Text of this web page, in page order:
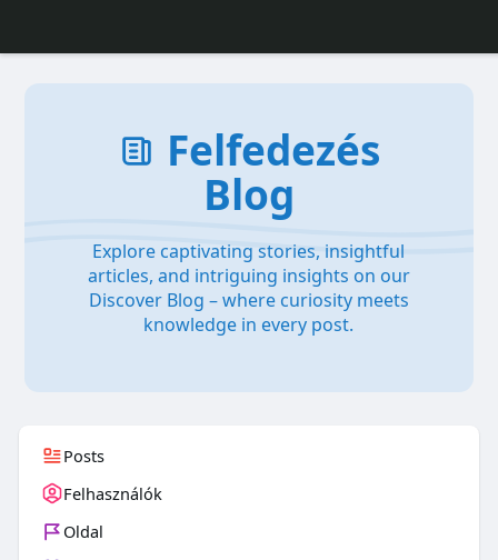
Felfedezés
Blog
Explore captivating stories, insightful
articles, and intriguing insights on our
Discover Blog – where curiosity meets
knowledge in every post.
Posts
Felhasználók
Oldal